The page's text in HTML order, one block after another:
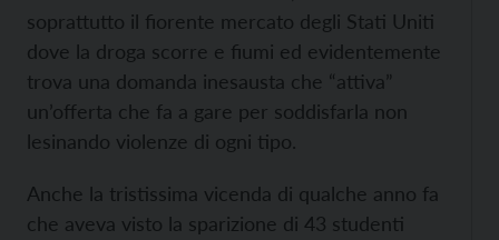
soprattutto il fiorente mercato degli Stati Uniti
dove la droga scorre e fiumi ed evidentemente
trova una domanda inesausta che “attiva”
un’offerta che fa a gare per soddisfarla non
lesinando violenze di ogni tipo.
Anche la tristissima vicenda di qualche anno fa
che aveva visto la sparizione di 43 studenti